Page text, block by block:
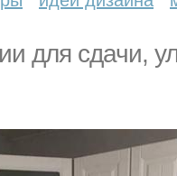
для сдачи,